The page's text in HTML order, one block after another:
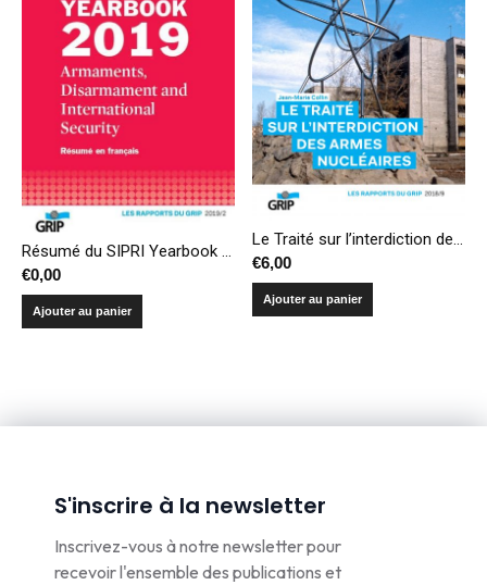
Résumé du SIPRI Yearbook 2019 – Armements, désarmement et sécurité internationale
€0,00
Ajouter au panier
Le Traité sur l’interdiction des armes nucléaires
€6,00
Ajouter au panier
S'inscrire à la newsletter
Inscrivez-vous à notre newsletter pour
recevoir l'ensemble des publications et